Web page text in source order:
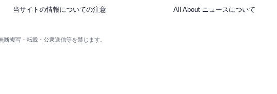
当サイトの情報についての注意
All About ニュースについて
複写・転載・公衆送信等を禁じます。